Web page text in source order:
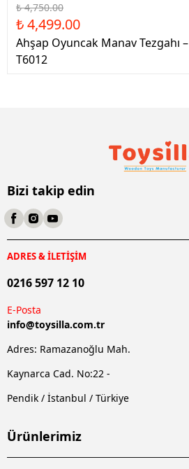
₺ 4,750.00
₺ 4,499.00
Ahşap Oyuncak Manav Tezgahı –
T6012
Bizi takip edin
ADRES & İLETİŞİM
0216 597 12 10
E-Posta
info@toysilla.com.tr
Adres: Ramazanoğlu Mah.
Kaynarca Cad. No:22 -
Pendik / İstanbul / Türkiye
Ürünlerimiz